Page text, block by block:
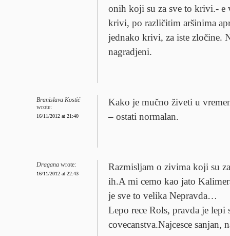
onih koji su za sve to krivi.- e
krivi, po različitim aršinima
jednako krivi, za iste zločine.
nagradjeni.
Branislava Kostić
wrote:
16/11/2012 at 21:40
Kako je mučno živeti u
– ostati normalan.
Dragana wrote:
16/11/2012 at 22:43
Razmisljam o zivima koji su
ih.A mi cemo kao jato
je sve to velika Nepravda…
Lepo rece Rols, pravda je lepi
covecanstva.Najcesce sanjan,